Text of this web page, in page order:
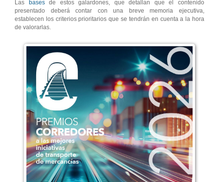
Las
basesde estos galardones, que detallan que el contenido
presentado deberá contar con una breve memoria ejecutiva,
establecen los criterios prioritarios que se tendrán en cuenta a la hora
de valorarlas.